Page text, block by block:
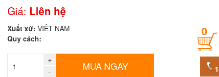
Giá:
đ
0
Giá: Liên hệ
Xuất xứ: VIÊT NAM
Quy cách:
+
-
MUA NGAY